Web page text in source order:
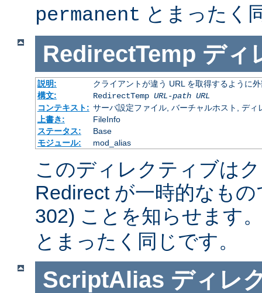
permanent とまったく
RedirectTemp ディ
説明:
クライアントが違う URL を取得するように
構文:
RedirectTemp URL-path URL
コンテキスト: サーバ設定ファイル, バーチャルホスト, ディ
上書き:
FileInfo
ステータス:
Base
モジュール:
mod_alias
このディレクティブは
Redirect が一時的なも
302) ことを知らせます
とまったく同じです。
ScriptAlias ディレ